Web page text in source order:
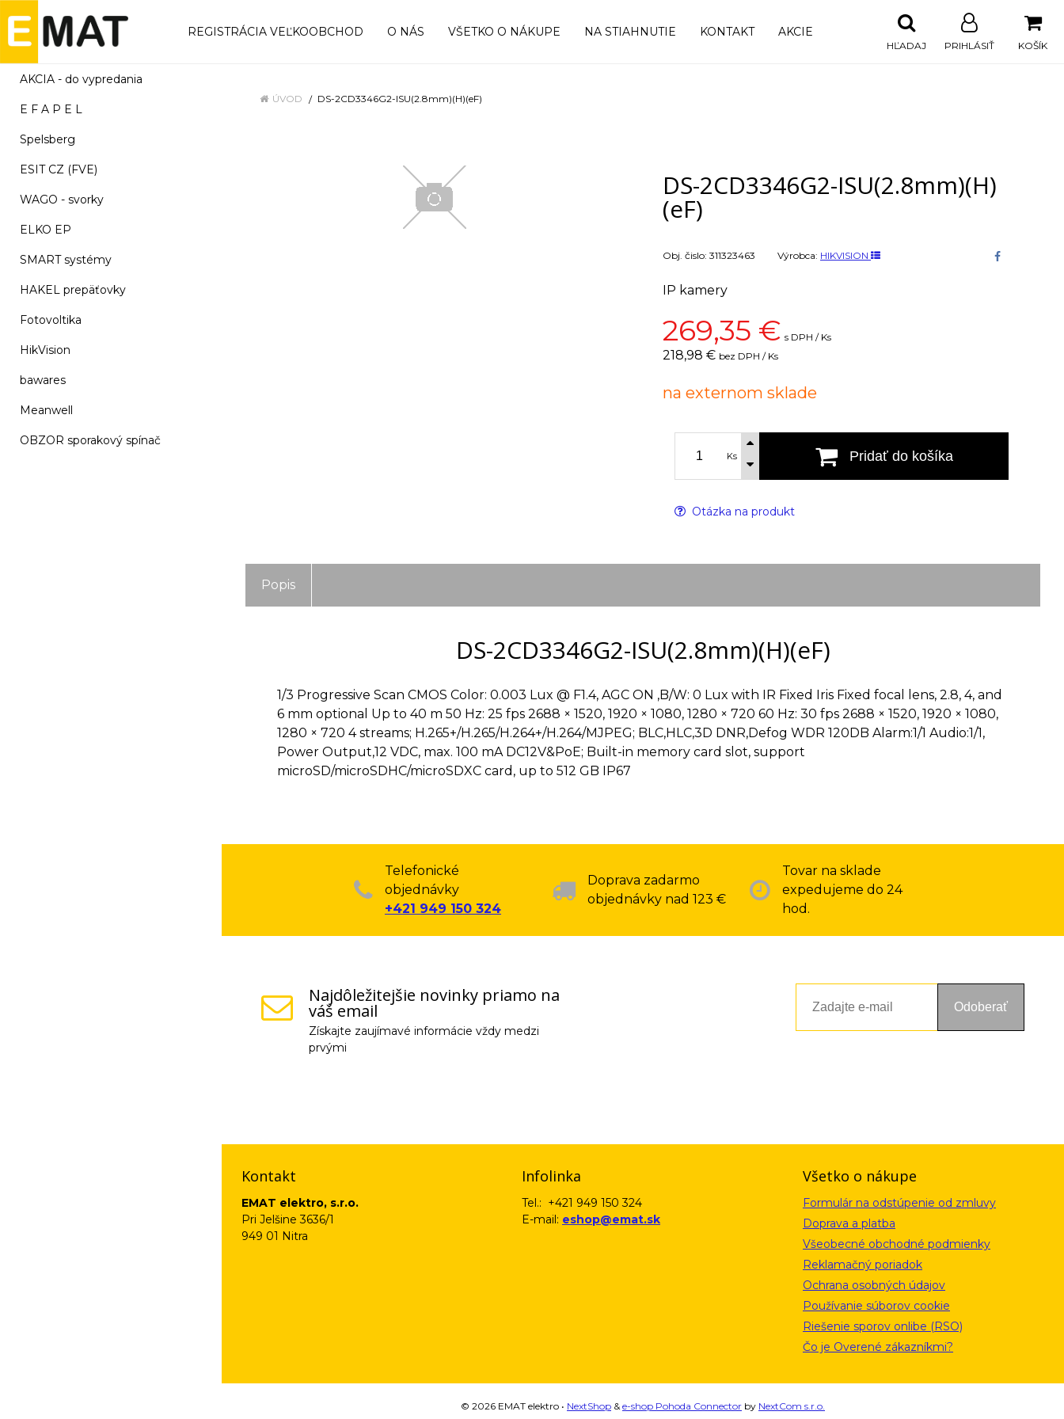
REGISTRÁCIA VEĽKOOBCHOD O NÁS VŠETKO O NÁKUPE NA STIAHNUTIE KONTAKT AKCIE
KOŠÍK
PRIHLÁSIŤ
HĽADAJ
AKCIA - do vypredania
E F A P E L
Spelsberg
ESIT CZ (FVE)
WAGO - svorky
ELKO EP
SMART systémy
HAKEL prepäťovky
Fotovoltika
HikVision
bawares
Meanwell
OBZOR sporakový spínač
ÚVOD DS-2CD3346G2-ISU(2.8mm)(H)(eF)
DS-2CD3346G2-ISU(2.8mm)(H)
(eF)
Obj. čislo: 311323463 Výrobca: HIKVISION
IP kamery
269,35 € s DPH / Ks
218,98 € bez DPH / Ks
na externom sklade
Ks Pridať do košíka
Otázka na produkt
Popis
DS-2CD3346G2-ISU(2.8mm)(H)(eF)
1/3 Progressive Scan CMOS Color: 0.003 Lux @ F1.4, AGC ON ,B/W: 0 Lux with IR Fixed Iris Fixed focal lens, 2.8, 4, and
6 mm optional Up to 40 m 50 Hz: 25 fps 2688 × 1520, 1920 × 1080, 1280 × 720 60 Hz: 30 fps 2688 × 1520, 1920 × 1080,
1280 × 720 4 streams; H.265+/H.265/H.264+/H.264/MJPEG; BLC,HLC,3D DNR,Defog WDR 120DB Alarm:1/1 Audio:1/1,
Power Output,12 VDC, max. 100 mA DC12V&PoE; Built-in memory card slot, support
microSD/microSDHC/microSDXC card, up to 512 GB IP67
Telefonické
objednávky
+421 949 150 324
Doprava zadarmo
objednávky nad 123 €
Tovar na sklade
expedujeme do 24
hod.
Najdôležitejšie novinky priamo na
váš email
Získajte zaujímavé informácie vždy medzi
prvými
Odoberať
Kontakt
EMAT elektro, s.r.o.
Pri Jelšine 3636/1
949 01 Nitra
Infolinka
Tel.: +421 949 150 324
E-mail: eshop@emat.sk
Všetko o nákupe
Formulár na odstúpenie od zmluvy
Doprava a platba
Všeobecné obchodné podmienky
Reklamačný poriadok
Ochrana osobných údajov
Používanie súborov cookie
Riešenie sporov onlibe (RSO)
Čo je Overené zákazníkmi?
© 2026 EMAT elektro • NextShop &e-shop Pohoda Connector by NextCom s.r.o.